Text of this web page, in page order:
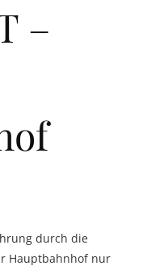
–
durch die
Hauptbahnhof nur